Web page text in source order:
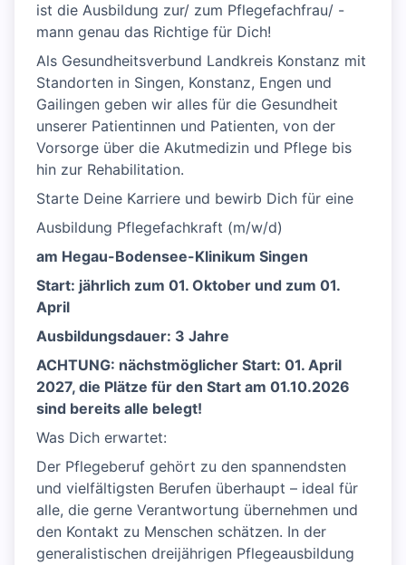
ist die Ausbildung zur/ zum Pflegefachfrau/ -
mann genau das Richtige für Dich!
Als Gesundheitsverbund Landkreis Konstanz mit
Standorten in Singen, Konstanz, Engen und
Gailingen geben wir alles für die Gesundheit
unserer Patientinnen und Patienten, von der
Vorsorge über die Akutmedizin und Pflege bis
hin zur Rehabilitation.
Starte Deine Karriere und bewirb Dich für eine
Ausbildung Pflegefachkraft (m/w/d)
am Hegau-Bodensee-Klinikum Singen
Start: jährlich zum 01. Oktober und zum 01.
April
Ausbildungsdauer: 3 Jahre
ACHTUNG: nächstmöglicher Start: 01. April
2027, die Plätze für den Start am 01.10.2026
sind bereits alle belegt!
Was Dich erwartet:
Der Pflegeberuf gehört zu den spannendsten
und vielfältigsten Berufen überhaupt – ideal für
alle, die gerne Verantwortung übernehmen und
den Kontakt zu Menschen schätzen. In der
generalistischen dreijährigen Pflegeausbildung